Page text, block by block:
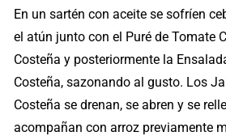
En un sartén con aceite se sofríen
el atún junto con el Puré de Tomate
Costeña y posteriormente la
Costeña, sazonando al gusto. Los
Costeña se drenan, se abren y se
acompañan con arroz previamente